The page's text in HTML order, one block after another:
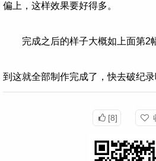
偏上，这样效果要好得多。
完成之后的样子大概如上面第2幅
到这就全部制作完成了，快去破纪录
[8]